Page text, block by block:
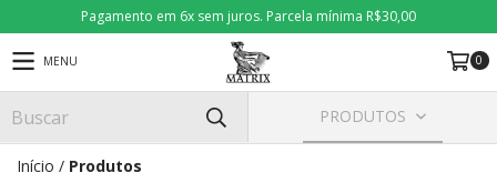
Pagamento em 6x sem juros. Parcela mínima R$30,00
MENU 0
PRODUTOS
Início / Produtos